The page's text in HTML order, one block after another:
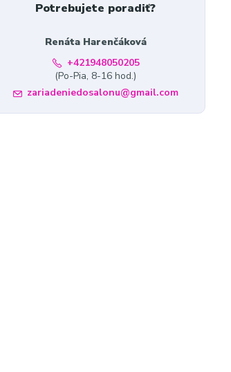
Potrebujete poradiť?
Renáta Harenčáková
+421948050205
(Po-Pia, 8-16 hod.)
zariadeniedosalonu@gmail.com